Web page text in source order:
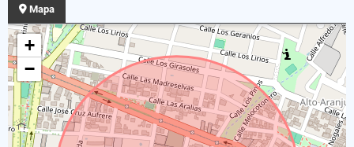
Mapa
+
−